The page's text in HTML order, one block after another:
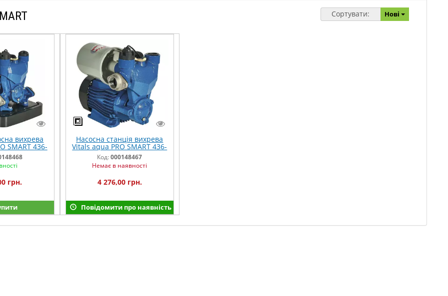
Сортувати: Нові
вихрева
SMART 436-
box
грн.
Насосна станція вихрева
Vitals aqua PRO SMART 436-
2t
Код:000148467
Немає в наявності
4 276,00 грн.
Повідомити про наявність